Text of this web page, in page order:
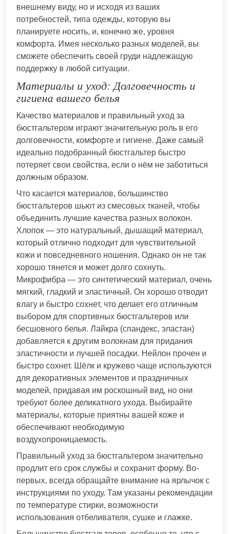
внешнему виду, но и исходя из ваших
потребностей, типа одежды, которую вы
планируете носить, и, конечно же, уровня
комфорта. Имея несколько разных моделей, вы
сможете обеспечить своей груди надлежащую
поддержку в любой ситуации.
Материалы и уход: Долговечность и
гигиена вашего белья
Качество материалов и правильный уход за
бюстгальтером играют значительную роль в его
долговечности, комфорте и гигиене. Даже самый
идеально подобранный бюстгальтер быстро
потеряет свои свойства, если о нём не заботиться
должным образом.
Что касается материалов, большинство
бюстгальтеров шьют из смесовых тканей, чтобы
объединить лучшие качества разных волокон.
Хлопок — это натуральный, дышащий материал,
который отлично подходит для чувствительной
кожи и повседневного ношения. Однако он не так
хорошо тянется и может долго сохнуть.
Микрофибра — это синтетический материал, очень
мягкий, гладкий и эластичный. Он хорошо отводит
влагу и быстро сохнет, что делает его отличным
выбором для спортивных бюстгальтеров или
бесшовного белья. Лайкра (спандекс, эластан)
добавляется к другим волокнам для придания
эластичности и лучшей посадки. Нейлон прочен и
быстро сохнет. Шёлк и кружево чаще используются
для декоративных элементов и праздничных
моделей, придавая им роскошный вид, но они
требуют более деликатного ухода. Выбирайте
материалы, которые приятны вашей коже и
обеспечивают необходимую
воздухопроницаемость.
Правильный уход за бюстгальтером значительно
продлит его срок службы и сохранит форму. Во-
первых, всегда обращайте внимание на ярлычок с
инструкциями по уходу. Там указаны рекомендации
по температуре стирки, возможности
использования отбеливателя, сушке и глажке.